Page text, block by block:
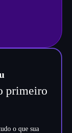
primeiro
o que sua